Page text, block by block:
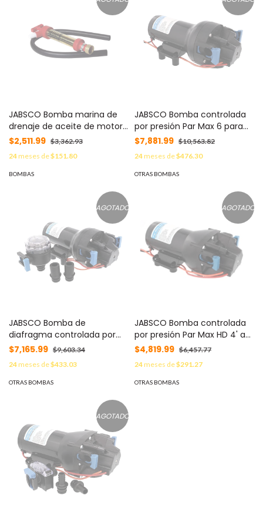
JABSCO Bomba marina de
drenaje de aceite de motor
con accesorio de manguera
de jardín hembra de 3/4”
MOD: 34060-0130
$2,511.99 $3,362.93
24meses de$151.80
BOMBAS
JABSCO Bomba controlada
por presión Par Max 6 para
trabajo pesado a 24 Vcd,
caudal de 6 GPM, presión
máxima 40 psi, para
manguera de entrada con
manguera de descarga con
orificio de 25 mm (1”) MOD:
P602J-215S-3A
$7,881.99 $10,563.82
24meses de$476.30
OTRAS BOMBAS
AGOTADO
JABSCO Bomba de
diafragma controlada por
presión para trabajo pesado
ParMax 6 de 24 Vcd 60PSI
MOD: P602J-218S-3A
$7,165.99 $9,603.34
24meses de$433.03
OTRAS BOMBAS
AGOTADO
JABSCO Bomba controlada
por presión Par Max HD 4' a
12 Vca, alta presión 60 psi 15
lpm / 4 gpm MOD: Q401J-
118S-3A
$4,819.99 $6,457.77
24meses de$291.27
OTRAS BOMBAS
AGOTADO